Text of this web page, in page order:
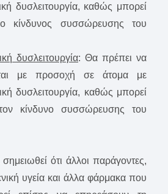
δυσλειτουργία, καθώς μπορεί
κίνδυνος συσσώρευσης του
δυσλειτουργία: Θα πρέπει να
με προσοχή σε άτομα με
δυσλειτουργία, καθώς μπορεί
κίνδυνο συσσώρευσης του
ότι άλλοι παράγοντες,
υγεία και άλλα φάρμακα που